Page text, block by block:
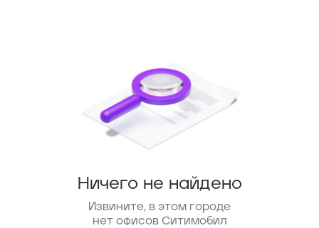
Ничего не найдено
Извините, в этом городе
нет офисов Ситимобил